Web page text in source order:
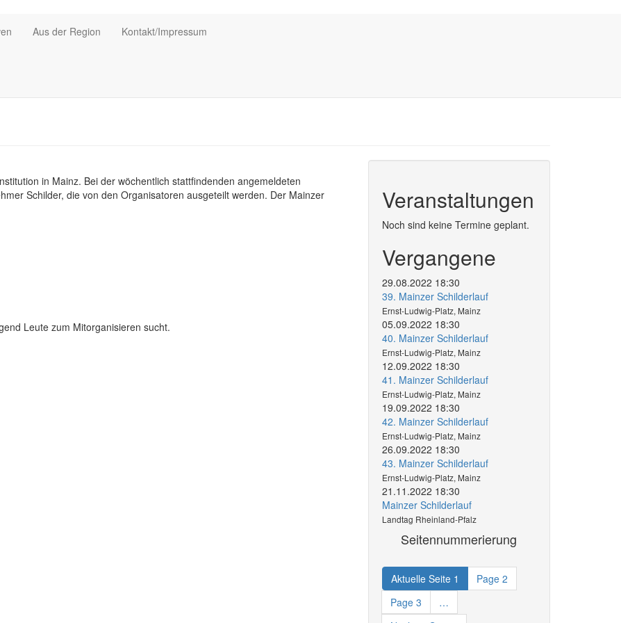
Aus der Region Kontakt/Impressum
in Mainz. Bei der wöchentlich stattfindenden angemeldeten
Schilder, die von den Organisatoren ausgeteilt werden. Der Mainzer
Leute zum Mitorganisieren sucht.
Veranstaltungen
Noch sind keine Termine geplant.
Vergangene
29.08.2022 18:30
39. Mainzer Schilderlauf
Ernst-Ludwig-Platz, Mainz
05.09.2022 18:30
40. Mainzer Schilderlauf
Ernst-Ludwig-Platz, Mainz
12.09.2022 18:30
41. Mainzer Schilderlauf
Ernst-Ludwig-Platz, Mainz
19.09.2022 18:30
42. Mainzer Schilderlauf
Ernst-Ludwig-Platz, Mainz
26.09.2022 18:30
43. Mainzer Schilderlauf
Ernst-Ludwig-Platz, Mainz
21.11.2022 18:30
Mainzer Schilderlauf
Landtag Rheinland-Pfalz
Seitennummerierung
Aktuelle Seite 1 Page 2
Page 3
…